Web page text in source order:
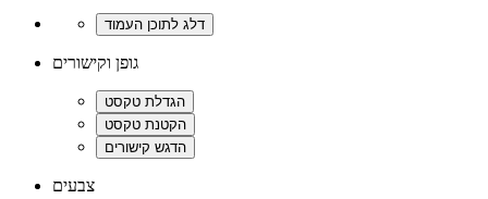
גופן וקישורים
צבעים